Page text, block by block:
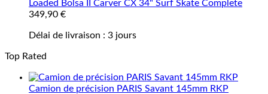
Loaded Bolsa II Carver CX 34" Surf Skate Complete
349,90 €
Délai de livraison : 3 jours
Top Rated
Camion de précision PARIS Savant 145mm RKP